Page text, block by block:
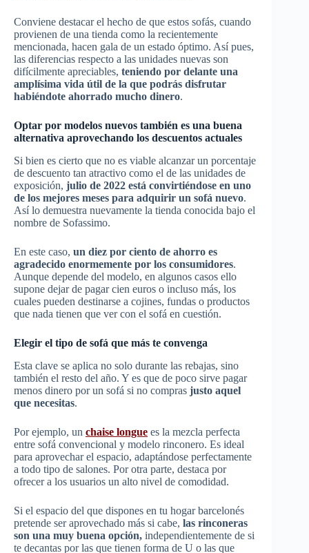
Conviene destacar el hecho de que estos sofás, cuando
provienen de una tienda como la recientemente
mencionada, hacen gala de un estado óptimo. Así pues,
las diferencias respecto a las unidades nuevas son
difícilmente apreciables, teniendo por delante una
amplísima vida útil de la que podrás disfrutar
habiéndote ahorrado mucho dinero.
Optar por modelos nuevos también es una buena
alternativa aprovechando los descuentos actuales
Si bien es cierto que no es viable alcanzar un porcentaje
de descuento tan atractivo como el de las unidades de
exposición, julio de 2022 está convirtiéndose en uno
de los mejores meses para adquirir un sofá nuevo.
Así lo demuestra nuevamente la tienda conocida bajo el
nombre de Sofassimo.
En este caso, un diez por ciento de ahorro es
agradecido enormemente por los consumidores.
Aunque depende del modelo, en algunos casos ello
supone dejar de pagar cien euros o incluso más, los
cuales pueden destinarse a cojines, fundas o productos
que nada tienen que ver con el sofá en cuestión.
Elegir el tipo de sofá que más te convenga
Esta clave se aplica no solo durante las rebajas, sino
también el resto del año. Y es que de poco sirve pagar
menos dinero por un sofá si no compras justo aquel
que necesitas.
Por ejemplo, un chaise longue es la mezcla perfecta
entre sofá convencional y modelo rinconero. Es ideal
para aprovechar el espacio, adaptándose perfectamente
a todo tipo de salones. Por otra parte, destaca por
ofrecer a los usuarios un alto nivel de comodidad.
Si el espacio del que dispones en tu hogar barcelonés
pretende ser aprovechado más si cabe, las rinconeras
son una muy buena opción, independientemente de si
te decantas por las que tienen forma de U o las que